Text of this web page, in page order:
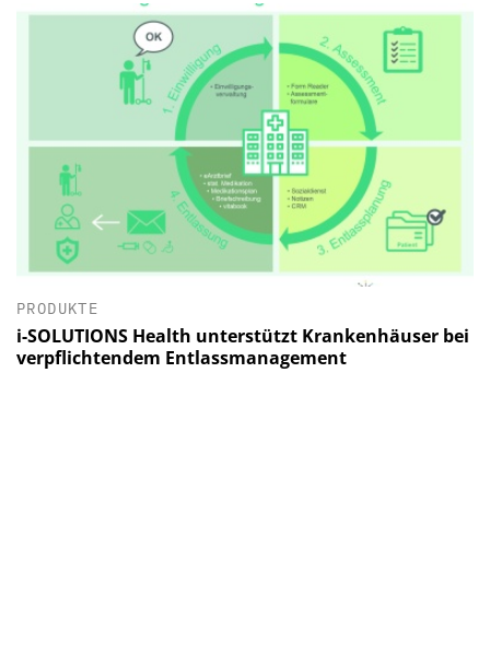
PRODUKTE
i-SOLUTIONS Health unterstützt Krankenhäuser bei
verpflichtendem Entlassmanagement